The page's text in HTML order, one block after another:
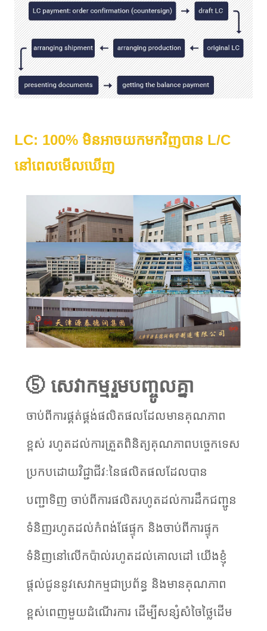
LC: 100% មិនអាចយកមកវិញបាន L/C
នៅពេលមើលឃើញ
⑤ សេវាកម្មរួមបញ្ចូលគ្នា
ចាប់ពីការផ្គត់ផ្គង់ផលិតផលដែលមានគុណភាព
ខ្ពស់ រហូតដល់ការត្រួតពិនិត្យគុណភាពបច្ចេកទេស
ប្រកបដោយវិជ្ជាជីវៈនៃផលិតផលដែលបាន
បញ្ជាទិញ ចាប់ពីការផលិតរហូតដល់ការដឹកជញ្ជូន
ទំនិញរហូតដល់កំពង់ផែផ្ទុក និងចាប់ពីការផ្ទុក
ទំនិញនៅលើកប៉ាល់រហូតដល់គោលដៅ យើងខ្ញុំ
ផ្តល់ជូននូវសេវាកម្មជាប្រព័ន្ធ និងមានគុណភាព
ខ្ពស់ពេញមួយដំណើរការ ដើម្បីសន្សំសំចៃថ្លៃដើម